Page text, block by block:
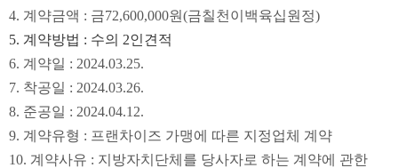
4. 계약금액 : 금72,600,000원(금칠천이백육십원정)
5. 계약방법 : 수의 2인견적
6. 계약일 : 2024.03.25.
7. 착공일 : 2024.03.26.
8. 준공일 : 2024.04.12.
9. 계약유형 : 프랜차이즈 가맹에 따른 지정업체 계약
10. 계약사유 : 지방자치단체를 당사자로 하는 계약에 관한